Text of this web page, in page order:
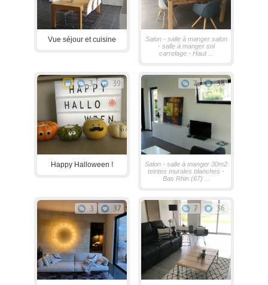
Vue séjour et cuisine
Salon - salle à manger salon
- salle à manger sol
carrelage - Haut ...
3 39
Happy Halloween !
2 38
Salon - salle à manger 30m2
teintes murales blanches -
Bas Rhin (67) ...
3 37 7 36